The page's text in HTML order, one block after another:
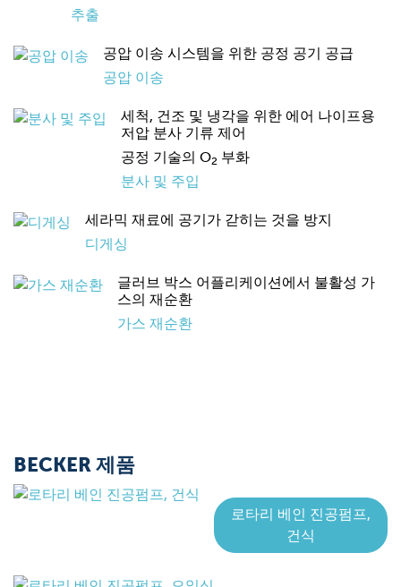
추출
공압 이송 시스템을 위한 공정 공기 공급
공압 이송
세척, 건조 및 냉각을 위한 에어 나이프용
저압 분사 기류 제어
공정 기술의 O2 부화
분사 및 주입
세라믹 재료에 공기가 갇히는 것을 방지
디게싱
글러브 박스 어플리케이션에서 불활성 가
스의 재순환
가스 재순환
BECKER 제품
로타리 베인 진공펌프,
건식